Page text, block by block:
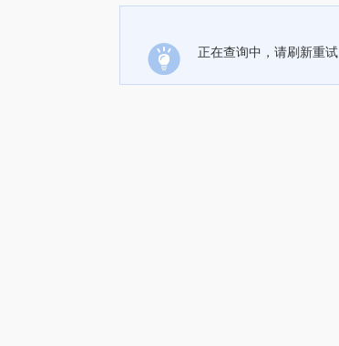
正在查询中，请刷新重试